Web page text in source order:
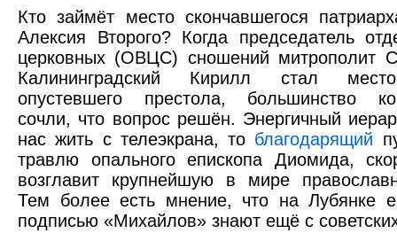
Кто займёт место скончавшегося
Алексия Второго? Когда председатель
церковных (ОВЦС) сношений митрополит
Калининградский Кирилл стал
опустевшего престола, большинство
сочли, что вопрос решён. Энергичный
нас жить с телеэкрана, то благодарящий
травлю опального епископа Диомида,
возглавит крупнейшую в мире
Тем более есть мнение, что на Лубянке
подписью «Михайлов» знают ещё с